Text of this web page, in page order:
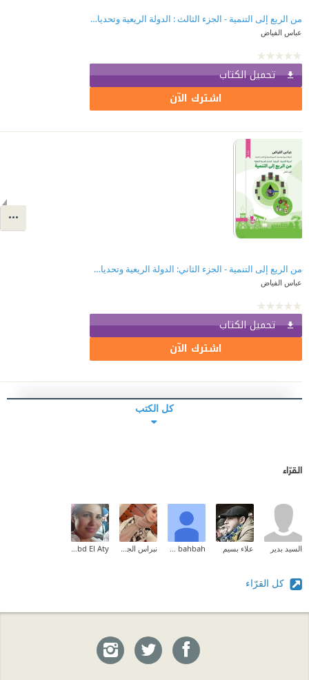
من الريع إلى التنمية - الجزء الثالث : الدولة الريعية وتحديات النمو والتنمية في الاقتصاد العراقي
عباس الفياض
تحميل الكتاب
اشترك الآن
من الريع إلى التنمية - الجزء الثاني: الدولة الريعية وتحديات النمو والتنمية في البلدان النامية..أمريكا اللاتينية، افريقيا، البلدان العربية النفطية
عباس الفياض
تحميل الكتاب
اشترك الآن
كل الكتب
القرّاء
السيد بدير علاء بسيم ammar bahbah نبراس الجيلاني Rania Abd El Aty
كل القرّاء